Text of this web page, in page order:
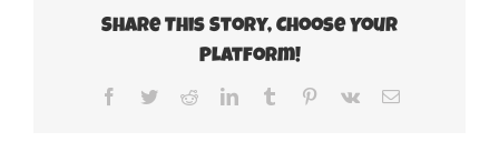
Share This Story, Choose Your
Platform!
Facebook
TwitterRedditLinkedInTumblr Pinterest
Vk
Correo